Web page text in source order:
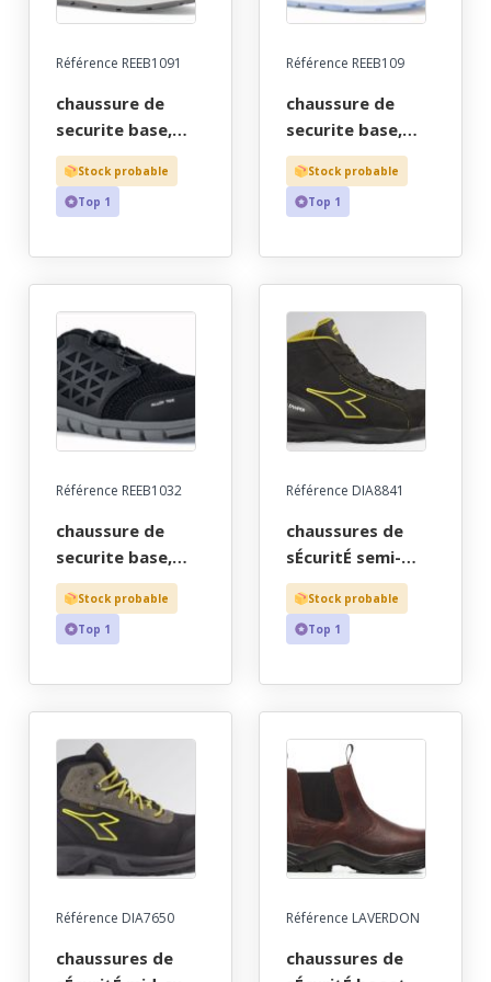
Référence REEB1091
chaussure de
securite base,
mixte, tige daim -
en20345,
antistatique, s1p,
a 47
Stock probable
Top 1
Référence REEB109
chaussure de
securite base,
femme, tige daim
- en20345,
antistatique, s1p,
a 42
Stock probable
Top 1
Référence REEB1032
chaussure de
securite base,
mixte, lacets boa,
tige microfibre et
maille en nylon -
antistatique, s1p,
src, boa. taille 36
a 47
Stock probable
Top 1
Référence DIA8841
chaussures de
sÉcuritÉ semi-
montantes s3 hro
src esd en nubuck
soie hydrofuge.
Stock probable
Top 1
Référence DIA7650
chaussures de
Référence LAVERDON
chaussures de